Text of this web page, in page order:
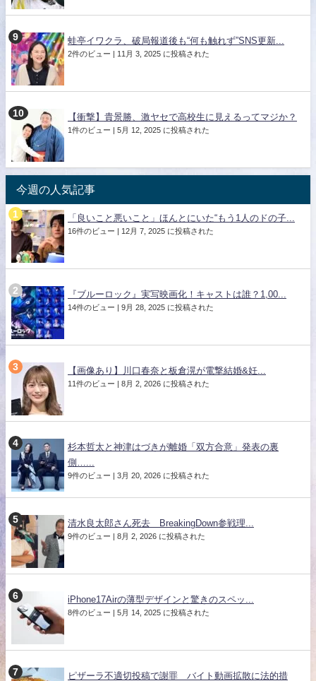
蛙亭イワクラ、破局報道後も“何も触れず”SNS更新...
2件のビュー | 11月 3, 2025 に投稿された
【衝撃】貴景勝、激ヤセで高校生に見えるってマジか？
1件のビュー | 5月 12, 2025 に投稿された
今週の人気記事
「良いこと悪いこと」ほんとにいた“もう1人のドの子...
16件のビュー | 12月 7, 2025 に投稿された
『ブルーロック』実写映画化！キャストは誰？1,00...
14件のビュー | 9月 28, 2025 に投稿された
【画像あり】川口春奈と板倉滉が電撃結婚&妊...
11件のビュー | 8月 2, 2026 に投稿された
杉本哲太と神津はづきが離婚「双方合意」発表の裏
側…...
9件のビュー | 3月 20, 2026 に投稿された
清水良太郎さん死去 BreakingDown参戦理...
9件のビュー | 8月 2, 2026 に投稿された
iPhone17Airの薄型デザインと驚きのスペッ...
8件のビュー | 5月 14, 2025 に投稿された
ピザーラ不適切投稿で謝罪 バイト動画拡散に法的措